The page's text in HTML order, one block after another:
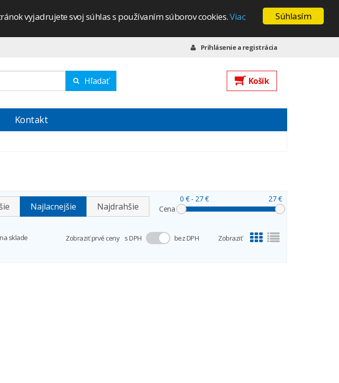
Súhlasím
vyjadrujete svoj súhlas s používaním súborov cookies.Viac
Prihlásenie a registrácia
Hľadať Košík
Kontakt
Najlacnejšie Najdrahšie Cena
0 €- 27 € 27 €
sklade Zobraziť prvé ceny s DPH bez DPH Zobraziť